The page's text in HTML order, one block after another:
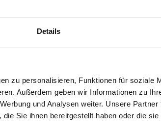
Details
zu personalisieren, Funktionen für soziale
Außerdem geben wir Informationen zu
und Analysen weiter. Unsere
Sie ihnen bereitgestellt haben oder die